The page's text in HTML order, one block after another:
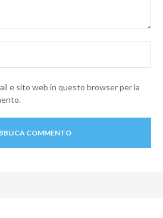
e sito web in questo browser per la